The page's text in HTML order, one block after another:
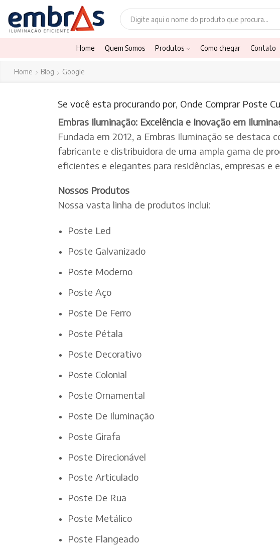
Home Quem Somos Produtos Como chegar Contato
Home Blog Google
Se você esta procurando por, Onde Comprar Poste
Embras Iluminação: Excelência e Inovação em
Fundada em 2012, a Embras Iluminação se destaca
fabricante e distribuidora de uma ampla gama de
eficientes e elegantes para residências, empresas e
Nossos Produtos
Nossa vasta linha de produtos inclui:
Poste Led
Poste Galvanizado
Poste Moderno
Poste Aço
Poste De Ferro
Poste Pétala
Poste Decorativo
Poste Colonial
Poste Ornamental
Poste De Iluminação
Poste Girafa
Poste Direcionável
Poste Articulado
Poste De Rua
Poste Metálico
Poste Flangeado